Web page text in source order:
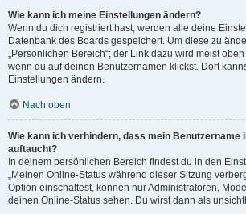
Wie kann ich meine Einstellungen ändern?
Wenn du dich registriert hast, werden alle deine
Datenbank des Boards gespeichert. Um diese zu
„Persönlichen Bereich“; der Link dazu wird meist
wenn du auf deinen Benutzernamen klickst. Dort
Einstellungen ändern.
Nach oben
Wie kann ich verhindern, dass mein Benutzername
auftaucht?
In deinem persönlichen Bereich findest du in den
„Meinen Online-Status während dieser Sitzung
Option einschaltest, können nur Administratoren,
deinen Online-Status sehen. Du wirst dann als